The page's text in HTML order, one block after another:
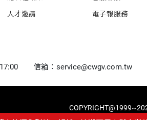
人才邀請
電子報服務
信箱：service@cwgv.com.tw